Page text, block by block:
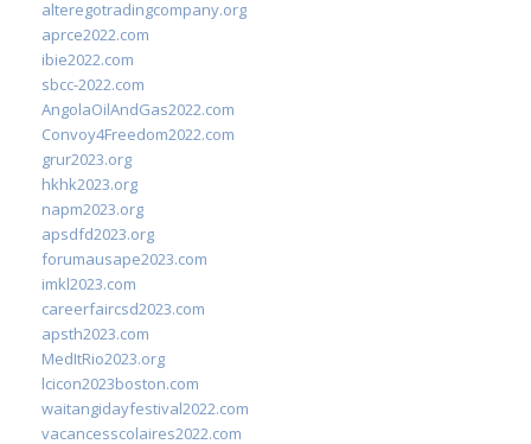
alteregotradingcompany.org
aprce2022.com
ibie2022.com
sbcc-2022.com
AngolaOilAndGas2022.com
Convoy4Freedom2022.com
grur2023.org
hkhk2023.org
napm2023.org
apsdfd2023.org
forumausape2023.com
imkl2023.com
careerfaircsd2023.com
apsth2023.com
MedItRio2023.org
lcicon2023boston.com
waitangidayfestival2022.com
vacancesscolaires2022.com